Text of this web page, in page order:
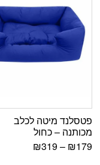
פטסלנד מיטה לכלב
מכותנה – כחול
₪179
–
₪319